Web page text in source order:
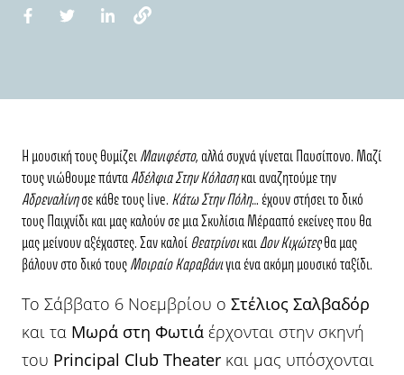
Η μουσική τους θυμίζει Μανιφέστο, αλλά συχνά γίνεται Παυσίπονο. Μαζί
τους νιώθουμε πάντα Αδέλφια Στην Κόλαση και αναζητούμε την
Αδρεναλίνη σε κάθε τους live. Κάτω Στην Πόλη… έχουν στήσει το δικό
τους Παιχνίδι και μας καλούν σε μια Σκυλίσια Μέρααπό εκείνες που θα
μας μείνουν αξέχαστες. Σαν καλοί Θεατρίνοι και Δον Κιχώτες θα μας
βάλουν στο δικό τους Μοιραίο Καραβάνιγια ένα ακόμη μουσικό ταξίδι.
Το Σάββατο 6 Νοεμβρίου ο Στέλιος Σαλβαδόρ
και τα Μωρά στη Φωτιά έρχονται στην σκηνή
του Principal Club Theater και μας υπόσχονται